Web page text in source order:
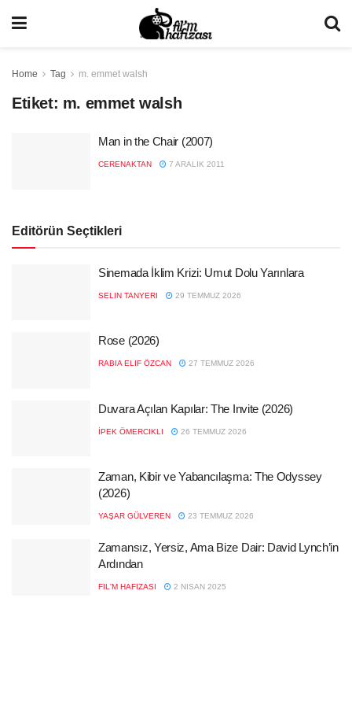
Home Tag m. emmet walsh
Etiket: m. emmet walsh
Man in the Chair (2007)
CERENAKTAN 7 ARALIK 2011
Editörün Seçtikleri
Sinemada İklim Krizi: Umut Dolu Yarınlara
SELIN TANYERI 29 TEMMUZ 2026
Rose (2026)
RABIA ELIF ÖZCAN 27 TEMMUZ 2026
Duvara Açılan Kapılar: The Invite (2026)
İPEK ÖMERCIKLI 26 TEMMUZ 2026
Zaman, Kibir ve Yabancılaşma: The Odyssey
(2026)
YAŞAR GÜLVEREN 23 TEMMUZ 2026
Zamansız, Yersiz, Ama Bize Dair: David Lynch’in
Ardından
FIL'M HAFIZASI 2 NISAN 2025